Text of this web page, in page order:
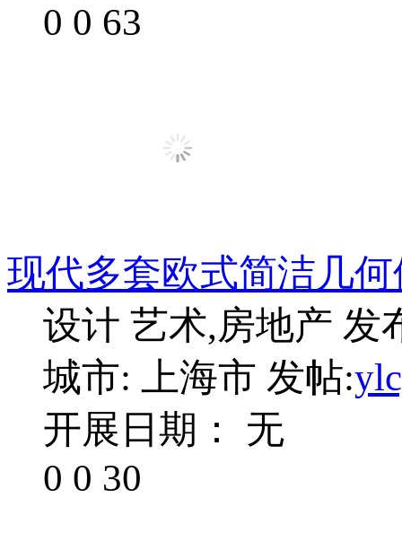
0 0 63
现代多套欧式简洁几
设计 艺术,房地产 发
城市: 上海市 发帖:
开展日期： 无
0 0 30